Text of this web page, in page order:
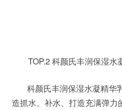
TOP.2 科颜氏丰润保湿水
科颜氏丰润保湿水凝精华
造抓水、补水、打造充满弹力